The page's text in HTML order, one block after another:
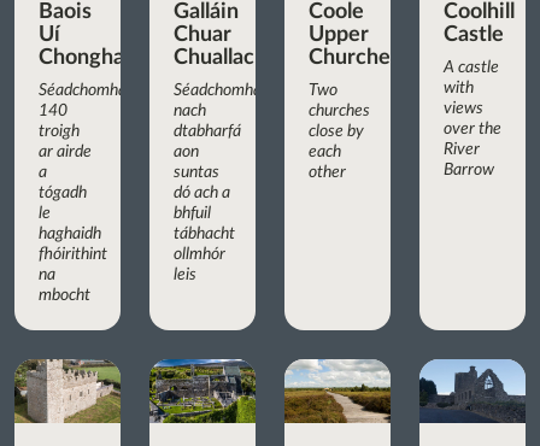
Baois
Uí
Chonghaile
Séadchomhartha
140
troigh
ar airde
a
tógadh
le
haghaidh
fhóirithint
na
mbocht
Galláin
Chuar
Chuallachta
Séadchomhartha
nach
dtabharfá
aon
suntas
dó ach a
bhfuil
tábhacht
ollmhór
leis
Coole
Upper
Churches
Two
churches
close by
each
other
Coolhill
Castle
A castle
with
views
over the
River
Barrow